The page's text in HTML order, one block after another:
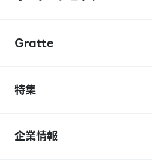
Gratte
特集
企業情報